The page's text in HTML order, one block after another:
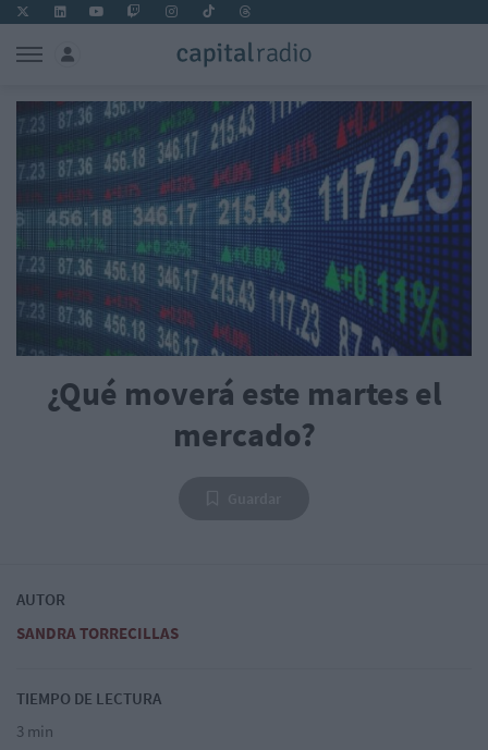
¿Qué moverá este martes el
mercado?
AUTOR
SANDRA TORRECILLAS
TIEMPO DE LECTURA
3 min